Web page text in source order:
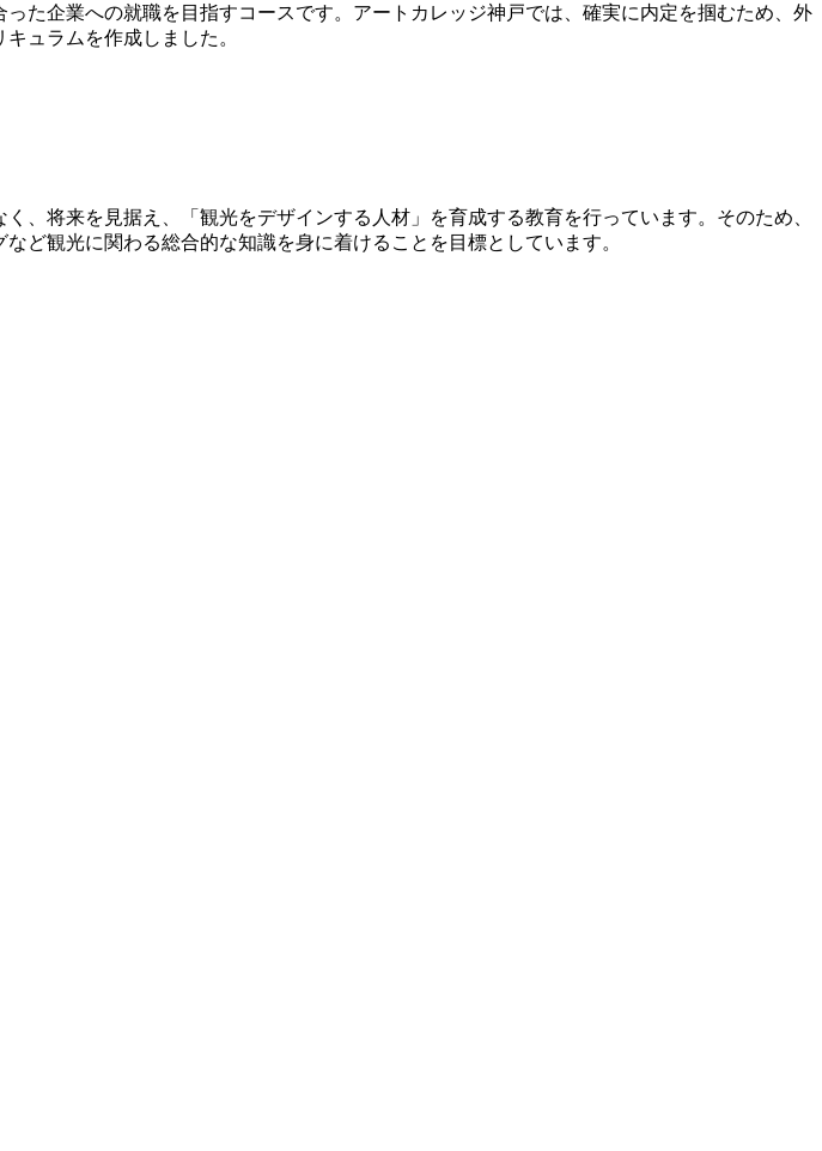
た企業への就職を目指すコースです。アートカレッジ神戸では、確実に内定を掴むため、外
ュラムを作成しました。
、将来を見据え、「観光をデザインする人材」を育成する教育を行っています。そのため、
ど観光に関わる総合的な知識を身に着けることを目標としています。